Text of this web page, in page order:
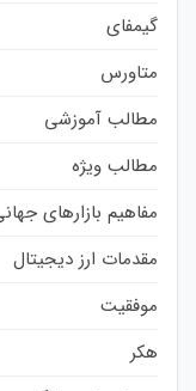
گیمفای
متاورس
مطالب آموزشی
مطالب ویژه
مفاهیم بازارهای
مقدمات ارز دیجیتال
موفقیت
هکر